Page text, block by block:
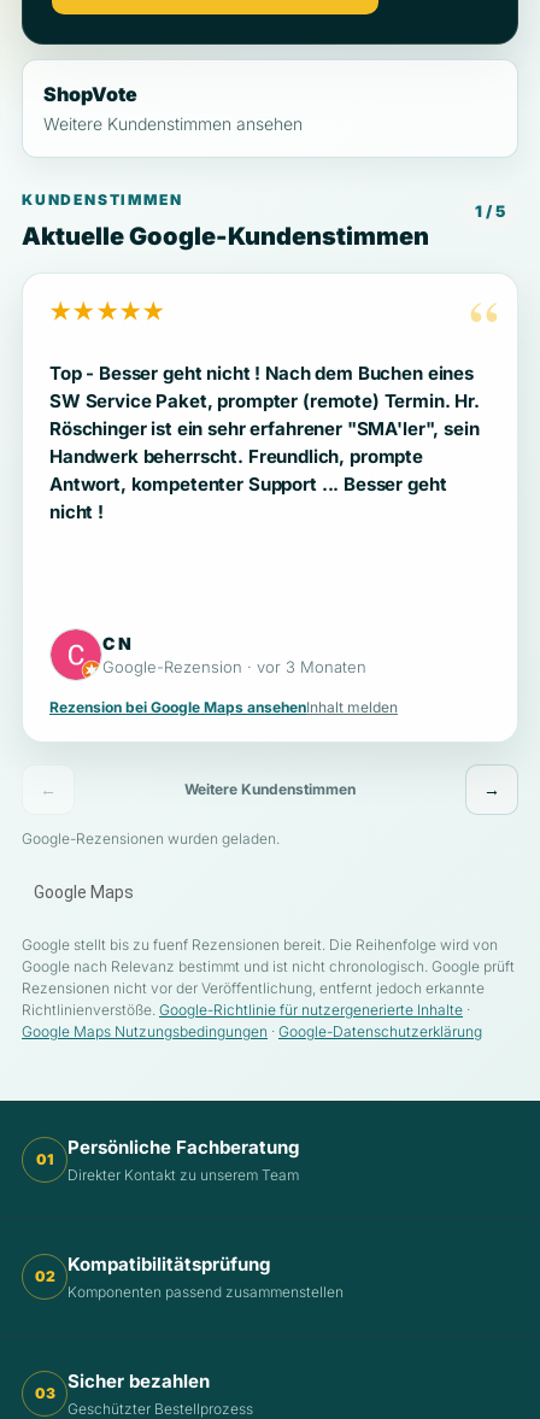
ShopVote
Weitere Kundenstimmen ansehen
KUNDENSTIMMEN
Aktuelle Google-Kundenstimmen
1 / 5
“
★★★★★
Top - Besser geht nicht ! Nach dem Buchen eines
SW Service Paket, prompter (remote) Termin. Hr.
Röschinger ist ein sehr erfahrener "SMA'ler", sein
Handwerk beherrscht. Freundlich, prompte
Antwort, kompetenter Support ... Besser geht
nicht !
C N
Google-Rezension · vor 3 Monaten
Rezension bei Google Maps ansehenInhalt melden
← Weitere Kundenstimmen →
Google-Rezensionen wurden geladen.
Google Maps
Google stellt bis zu fuenf Rezensionen bereit. Die Reihenfolge wird von
Google nach Relevanz bestimmt und ist nicht chronologisch. Google prüft
Rezensionen nicht vor der Veröffentlichung, entfernt jedoch erkannte
Richtlinienverstöße. Google-Richtlinie für nutzergenerierte Inhalte ·
Google Maps Nutzungsbedingungen · Google-Datenschutzerklärung
01
Persönliche Fachberatung
Direkter Kontakt zu unserem Team
02
Kompatibilitätsprüfung
Komponenten passend zusammenstellen
03
Sicher bezahlen
Geschützter Bestellprozess